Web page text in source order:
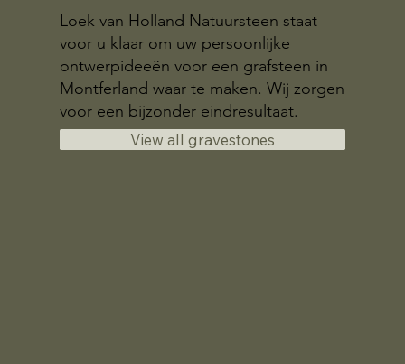
Loek van Holland Natuursteen staat
voor u klaar om uw persoonlijke
ontwerpideeën voor een grafsteen in
Montferland waar te maken. Wij zorgen
voor een bijzonder eindresultaat.
View all gravestones